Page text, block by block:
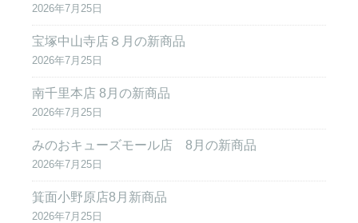
2026年7月25日
宝塚中山寺店８月の新商品
2026年7月25日
南千里本店 8月の新商品
2026年7月25日
みのおキューズモール店 8月の新商品
2026年7月25日
箕面小野原店8月新商品
2026年7月25日